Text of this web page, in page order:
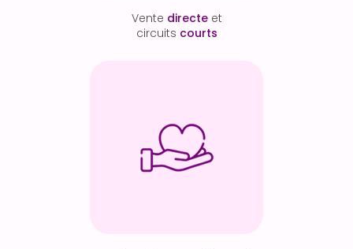
Vente directe et
circuits courts